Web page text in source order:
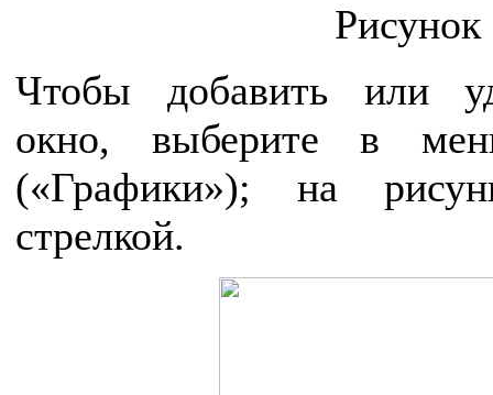
Рисунок
Чтобы добавить или
окно, выберите в
(«Графики»); на
стрелкой.